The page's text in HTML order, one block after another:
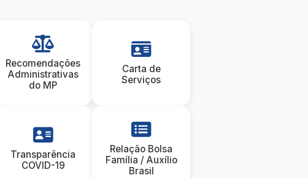
Recomendações
Administrativas
do MP
Carta de
Serviços
Transparência
COVID-19
Relação Bolsa
Família / Auxílio
Brasil